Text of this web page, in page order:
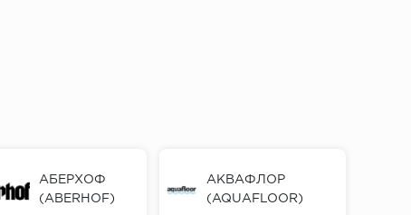
АБЕРХОФ
(ABERHOF)
АКВАФЛОР
(AQUAFLOOR)